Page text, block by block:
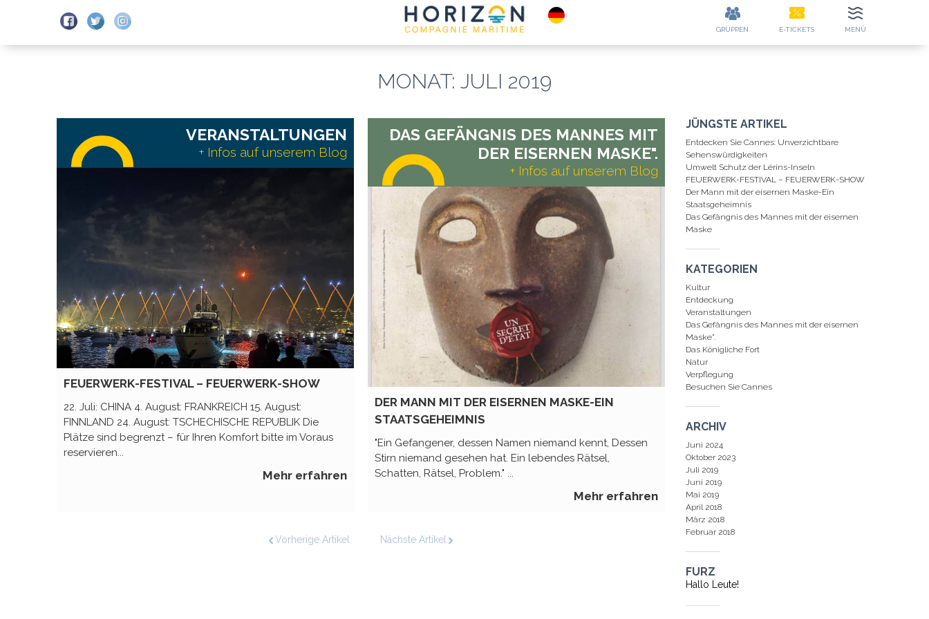
GRUPPEN E-TICKETS MENÜ
SEHENSWERTE
MONAT: JULI 2019
VERANSTALTUNGEN
+ Infos auf unserem Blog
FEUERWERK-FESTIVAL – FEUERWERK-SHOW
22. Juli: CHINA 4. August: FRANKREICH 15. August:
FINNLAND 24. August: TSCHECHISCHE REPUBLIK Die
Plätze sind begrenzt – für Ihren Komfort bitte im Voraus
reservieren...
Mehr erfahren
DAS GEFÄNGNIS DES MANNES MIT
DER EISERNEN MASKE".
+ Infos auf unserem Blog
DER MANN MIT DER EISERNEN MASKE-EIN
STAATSGEHEIMNIS
"Ein Gefangener, dessen Namen niemand kennt, Dessen
Stirn niemand gesehen hat. Ein lebendes Rätsel,
Schatten, Rätsel, Problem." ...
Mehr erfahren
Vorherige Artikel Nächste Artikel
JÜNGSTE ARTIKEL
Entdecken Sie Cannes: Unverzichtbare
Sehenswürdigkeiten
Umwelt Schutz der Lérins-Inseln
FEUERWERK-FESTIVAL – FEUERWERK-SHOW
Der Mann mit der eisernen Maske-Ein
Staatsgeheimnis
Das Gefängnis des Mannes mit der eisernen
Maske
KATEGORIEN
Kultur
Entdeckung
Veranstaltungen
Das Gefängnis des Mannes mit der eisernen
Maske".
Das Königliche Fort
Natur
Verpflegung
Besuchen Sie Cannes
ARCHIV
Juni 2024
Oktober 2023
Juli 2019
Juni 2019
Mai 2019
April 2018
März 2018
Februar 2018
FURZ
Hallo Leute!